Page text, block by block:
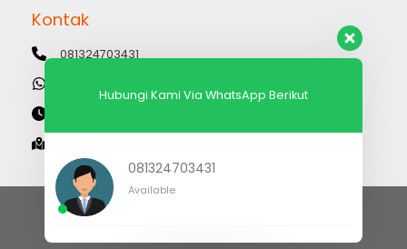
Kontak
081324703431
Hubungi Kami Via WhatsApp Berikut
081324703431
Available